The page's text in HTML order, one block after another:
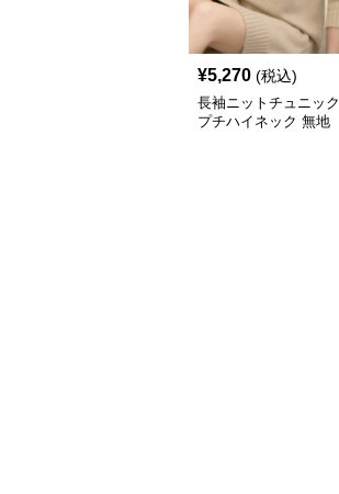
¥5,270 (税込)
長袖ニットチュニック
プチハイネック 無地